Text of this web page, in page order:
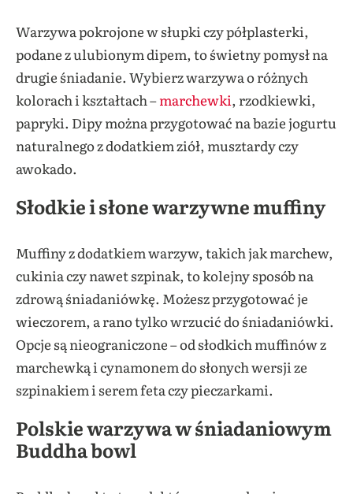
Warzywa pokrojone w słupki czy półplasterki,
podane z ulubionym dipem, to świetny pomysł na
drugie śniadanie. Wybierz warzywa o różnych
kolorach i kształtach –marchewki, rzodkiewki,
papryki. Dipy można przygotować na bazie jogurtu
naturalnego z dodatkiem ziół, musztardy czy
awokado.
Słodkie i słone warzywne muffiny
Muffiny z dodatkiem warzyw, takich jak marchew,
cukinia czy nawet szpinak, to kolejny sposób na
zdrową śniadaniówkę. Możesz przygotować je
wieczorem, a rano tylko wrzucić do śniadaniówki.
Opcje są nieograniczone – od słodkich muffinów z
marchewką i cynamonem do słonych wersji ze
szpinakiem i serem feta czy pieczarkami.
Polskie warzywa w śniadaniowym
Buddha bowl